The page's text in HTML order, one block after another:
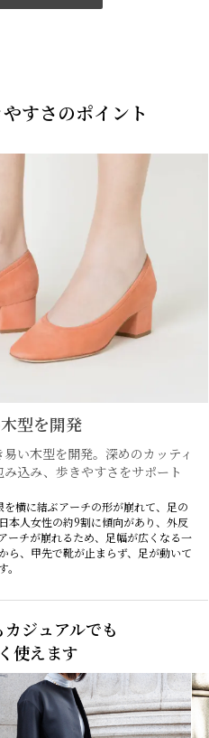
すさのポイント
型を開発
い木型を開発。深めのカッティ
込み、歩きやすさをサポート
横に結ぶアーチの形が崩れて、足の
本人女性の約9割に傾向があり、外反
ーチが崩れるため、足幅が広くなる一
ら、甲先で靴が止まらず、足が動いて
カジュアルでも
使えます